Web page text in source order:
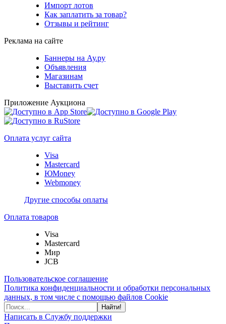
Импорт лотов
Как заплатить за товар?
Отзывы и рейтинг
Реклама на сайте
Баннеры на Ау.ру
Объявления
Магазинам
Выставить счет
Приложение Аукциона
Оплата услуг сайта
Visa
Mastercard
ЮMoney
Webmoney
Другие способы оплаты
Оплата товаров
Visa
Mastercard
Мир
JCB
Пользовательское соглашение
Политика конфиденциальности и обработки персональных
данных, в том числе с помощью файлов Cookie
Найти!
Написать в Службу поддержки